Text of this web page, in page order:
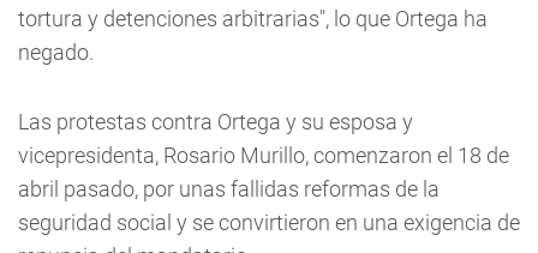
tortura y detenciones arbitrarias", lo que Ortega ha
negado.
Las protestas contra Ortega y su esposa y
vicepresidenta, Rosario Murillo, comenzaron el 18 de
abril pasado, por unas fallidas reformas de la
seguridad social y se convirtieron en una exigencia de